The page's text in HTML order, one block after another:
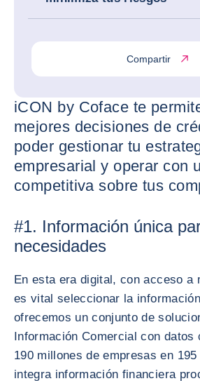
Compartir
iCON by Coface te
mejores decisiones de
poder gestionar tu
empresarial y operar con
competitiva sobre tus
#1. Información única
necesidades
En esta era digital, con acceso a
es vital seleccionar la
ofrecemos un conjunto de
Información Comercial con datos
190 millones de empresas en
integra información financiera